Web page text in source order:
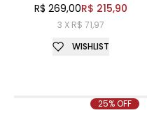
R$ 269,00R$ 215,90
3 X R$ 71,97
WISHLIST
25% OFF